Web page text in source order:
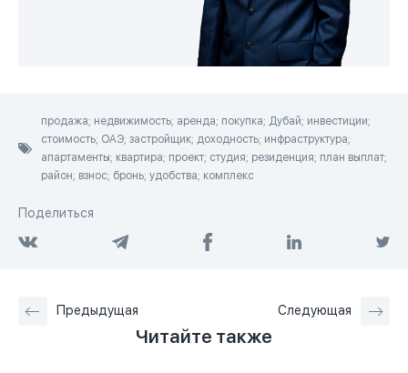
продажа; недвижимость; аренда; покупка; Дубай; инвестиции;
стоимость; ОАЭ; застройщик; доходность; инфраструктура;
апартаменты; квартира; проект; студия; резиденция; план выплат;
район; взнос; бронь; удобства; комплекс
Поделиться
Предыдущая Следующая
Читайте также